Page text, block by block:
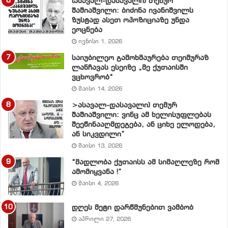
გადაწყვეტილება, რომელსაც ერთა
თანამეგობრობისათვის დიდი ზიანის მოტანა შეუძლია.
ჩვენ სიამაყით ვამბობთ, რომ ოლიმპიური თამაშები
კაცობრიობის დიდი მონაპოვარია, რომ ჩვენი დროის
ოლიმპიური თამაშების აღორძინების გადაწყვეტილება
მიიღეს დიდმა მოაზროვნეებმა, დიდმა ჰუმანისტებმა.
მათ კარგად ესმოდათ ოლიმპიური თამაშების
დუალისტური არსი:
ერთი მხრივ, – საერთაშორისო თანამეგობრობის
მშვიდობიანი თანაარსებობის უზრუნველყოფა;
მეორე მხრივ, – ეროვნული ინტერესების დასაცავად
ცალკეულ სახელმწიფოთა ჯანმრთელი
ახალგაზრდობის აღზრდა.
შაშიაშვილი: ბიძინა ივანიშვილს
ზუსტად ასეთ ოპოზიციაზე უნდა
ეოცნება
ივნისი 1, 2026
საიუბილეო გამოხმაურება თეიმურაზ
ლანჩავას ესეიზე „მე ქუთაისში
ვცხოვრობ“
მაისი 14, 2026
>ასავალ-დასავალი) თემურ
შაშიაშვილი: ვინც ამ ხელისუფლებას
შეეწინააღმდეგება, ან ციხე ელოდება,
ან სიკვდილი”
მაისი 13, 2026
“მადლობა ქუთაისს ამ სიმაღლეზე რომ
ამომიყვანა !”
მაისი 4, 2026
დღეს მეტი დარწმუნებით ვამბობ
აპრილი 27, 2026